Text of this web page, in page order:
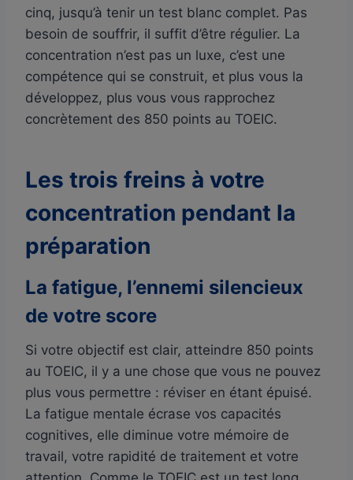
cinq, jusqu’à tenir un test blanc complet. Pas
besoin de souffrir, il suffit d’être régulier. La
concentration n’est pas un luxe, c’est une
compétence qui se construit, et plus vous la
développez, plus vous vous rapprochez
concrètement des 850 points au TOEIC.
Les trois freins à votre
concentration pendant la
préparation
La fatigue, l’ennemi silencieux
de votre score
Si votre objectif est clair, atteindre 850 points
au TOEIC, il y a une chose que vous ne pouvez
plus vous permettre : réviser en étant épuisé.
La fatigue mentale écrase vos capacités
cognitives, elle diminue votre mémoire de
travail, votre rapidité de traitement et votre